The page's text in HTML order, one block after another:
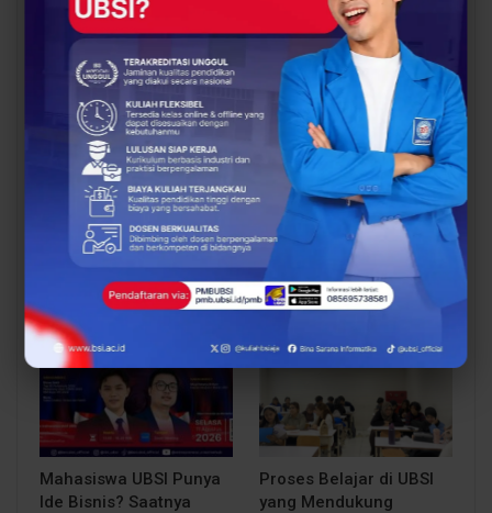
BERITA
Siap Kuliah Berkualitas?
UBSI Cengkareng Gelar
Open Booth Spesial
dengan Beasiswa…
EVENT
Lulusan Berdaya Saing
Dimulai dari
Kompetensi, UBSI
Kampus Cikampek
Bekali Mahasiswa…
EVENT
Mahasiswa UBSI Punya
Ide Bisnis? Saatnya
Proses Belajar di UBSI
yang Mendukung